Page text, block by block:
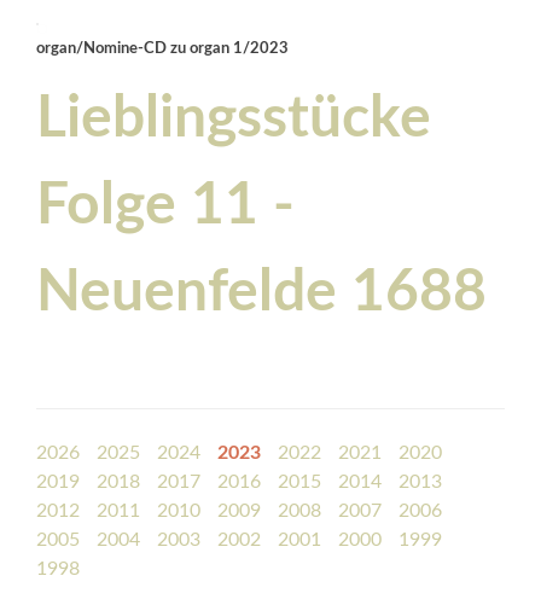
organ/Nomine-CD zu organ 1/2023
Lieblingsstücke
Folge 11 -
Neuenfelde 1688
2026 2025 2024 2023 2022 2021
2020
2019
2018 2017 2016 2015 2014
2013
2012
2011 2010 2009 2008 2007
2006
2005
2004 2003 2002 2001 2000
1999
1998